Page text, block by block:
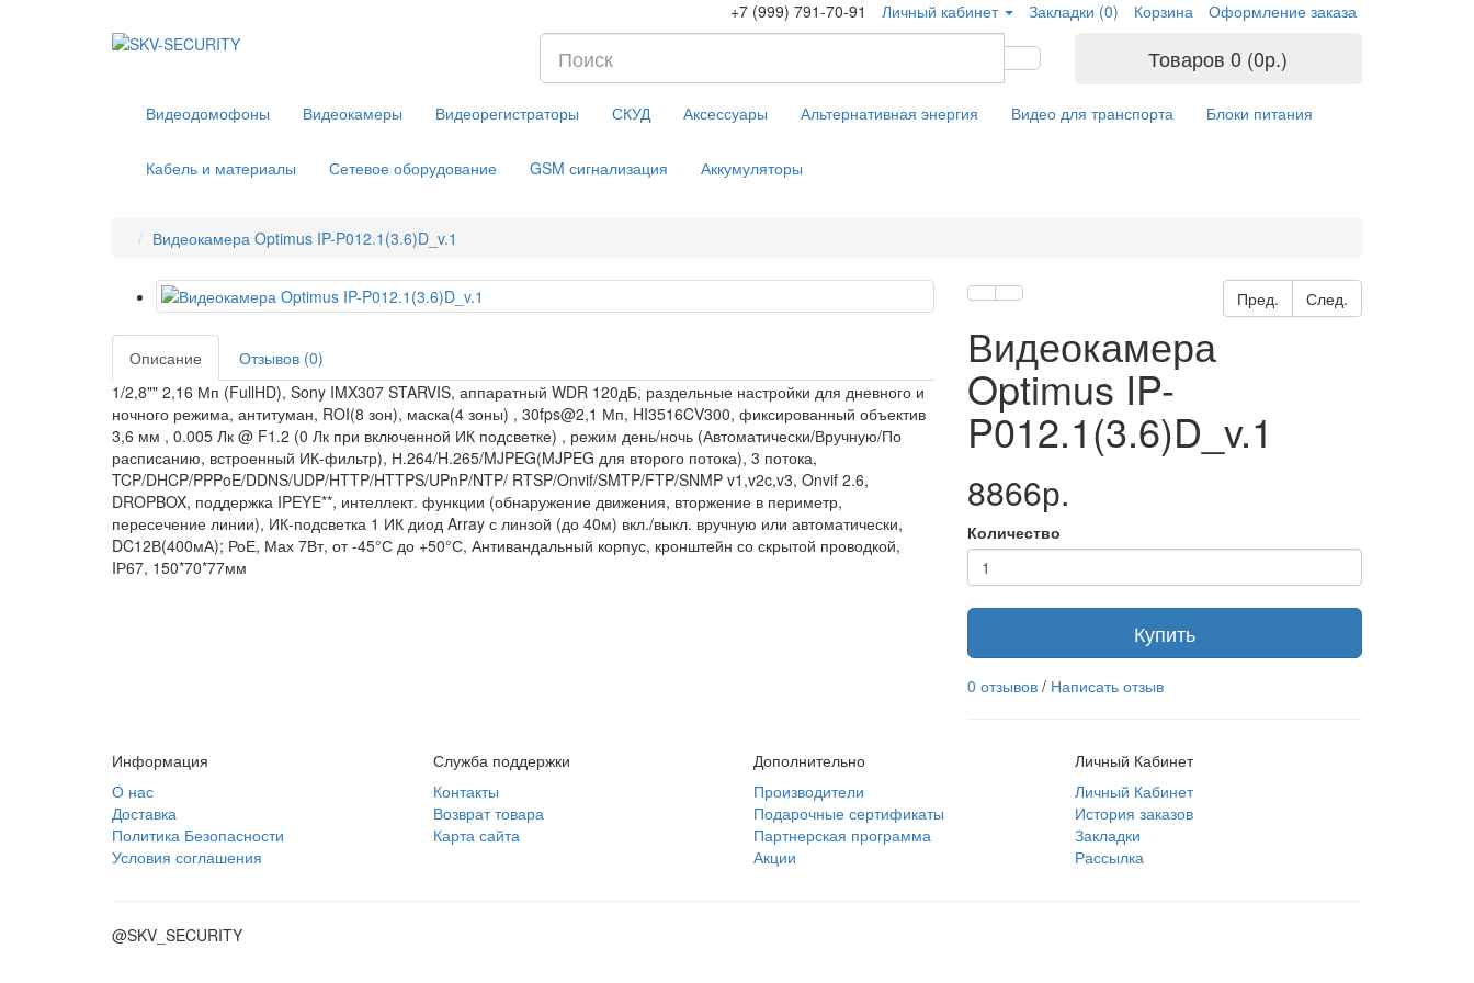
+7 (999) 791-70-91 Личный кабинет Закладки (0) Корзина Оформление заказа
Товаров 0 (0р.)
Видеодомофоны Видеокамеры Видеорегистраторы СКУД Аксессуары Альтернативная энергия Видео для транспорта Блоки питания
Кабель и материалы Сетевое оборудование GSM сигнализация Аккумуляторы
Видеокамера Optimus IP-P012.1(3.6)D_v.1
Описание
Отзывов (0)
1/2,8"" 2,16 Мп (FullHD), Sony IMX307 STARVIS, аппаратный WDR 120дБ, раздельные настройки для дневного и
ночного режима, антитуман, ROI(8 зон), маска(4 зоны) , 30fps@2,1 Мп, HI3516CV300, фиксированный объектив
3,6 мм , 0.005 Лк @ F1.2 (0 Лк при включенной ИК подсветке) , режим день/ночь (Автоматически/Вручную/По
расписанию, встроенный ИК-фильтр), Н.264/H.265/MJPEG(MJPEG для второго потока), 3 потока,
TCP/DHCP/PPPoE/DDNS/UDP/HTTP/HTTPS/UPnP/NTP/ RTSP/Onvif/SMTP/FTP/SNMP v1,v2c,v3, Onvif 2.6,
DROPBOX, поддержка IPEYE**, интеллект. функции (обнаружение движения, вторжение в периметр,
пересечение линии), ИК-подсветка 1 ИК диод Array с линзой (до 40м) вкл./выкл. вручную или автоматически,
DC12В(400мА); РоЕ, Мах 7Вт, от -45°С до +50°С, Антивандальный корпус, кронштейн со скрытой проводкой,
IР67, 150*70*77мм
Пред. След.
Видеокамера
Optimus IP-
P012.1(3.6)D_v.1
8866р.
Количество
Купить
0 отзывов / Написать отзыв
Информация
О нас
Доставка
Политика Безопасности
Условия соглашения
Служба поддержки
Контакты
Возврат товара
Карта сайта
Дополнительно
Производители
Подарочные сертификаты
Партнерская программа
Акции
Личный Кабинет
Личный Кабинет
История заказов
Закладки
Рассылка
@SKV_SECURITY